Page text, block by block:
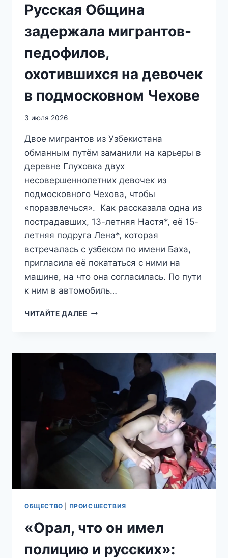
Русская Община
задержала мигрантов-
педофилов,
охотившихся на девочек
в подмосковном Чехове
3 июля 2026
Двое мигрантов из Узбекистана
обманным путём заманили на карьеры в
деревне Глуховка двух
несовершеннолетних девочек из
подмосковного Чехова, чтобы
«поразвлечься». Как рассказала одна из
пострадавших, 13-летняя Настя*, её 15-
летняя подруга Лена*, которая
встречалась с узбеком по имени Баха,
пригласила её покататься с ними на
машине, на что она согласилась. По пути
к ним в автомобиль…
ЧИТАЙТЕ ДАЛЕЕ«ЗАМАНИВАЛИ
ОБЩИНА
ЗАДЕРЖАЛА
МИГРАНТОВ-
ПЕДОФИЛОВ,
ОХОТИВШИХСЯ
ДЕВОЧЕК
ПОДМОСКОВНОМ
ЧЕХОВЕ
ОБЩЕСТВО ПРОИСШЕСТВИЯ
«Орал, что он имел
полицию и русских»: